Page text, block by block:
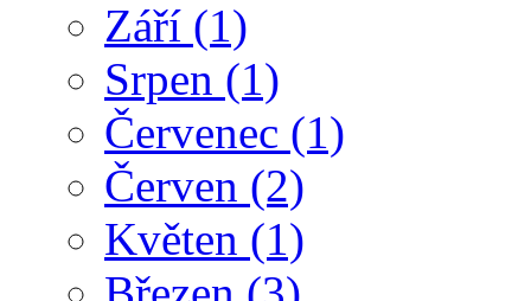
Září (1)
Srpen (1)
Červenec (1)
Červen (2)
Květen (1)